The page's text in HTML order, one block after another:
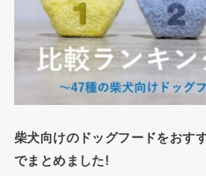
柴犬向けのドッグフードをおす
でまとめました!